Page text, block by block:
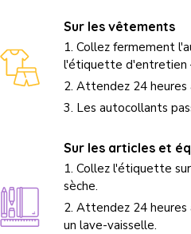
Sur les vêtements
1. Collez fermement
l'étiquette d'entretien
2. Attendez 24
3. Les autocollants
Sur les articles et
1. Collez l'étiquette
sèche.
2. Attendez 24 heures
un lave-vaisselle.